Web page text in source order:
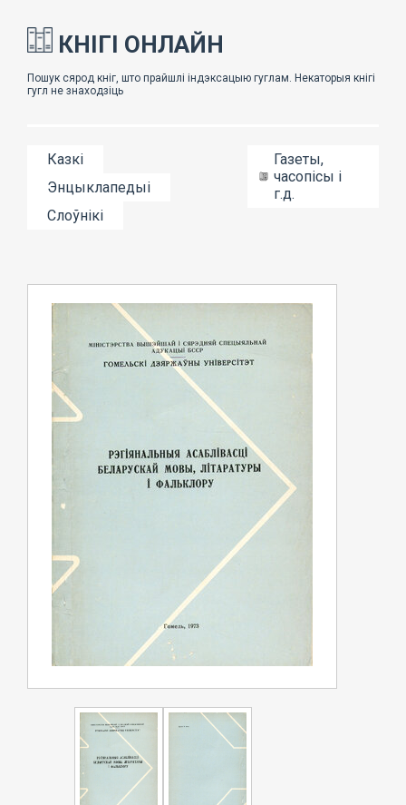
КНІГІ ОНЛАЙН
Казкі
Энцыклапедыі
Слоўнікі
Газеты,
часопісы і
г.д.